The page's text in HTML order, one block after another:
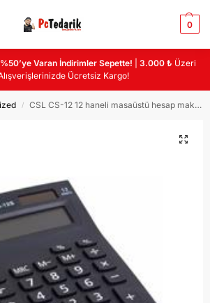
0
%50’ye Varan İndirimler Sepette! |3.000 ₺ Üzeri
Ücretsiz Kargo!
/ CSL CS-12 12 haneli masaüstü hesap makinası